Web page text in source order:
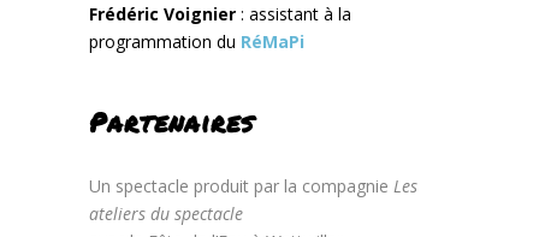
Frédéric Voignier : assistant à la
programmation du RéMaPi
Partenaires
Un spectacle produit par la compagnie Les
ateliers du spectacle